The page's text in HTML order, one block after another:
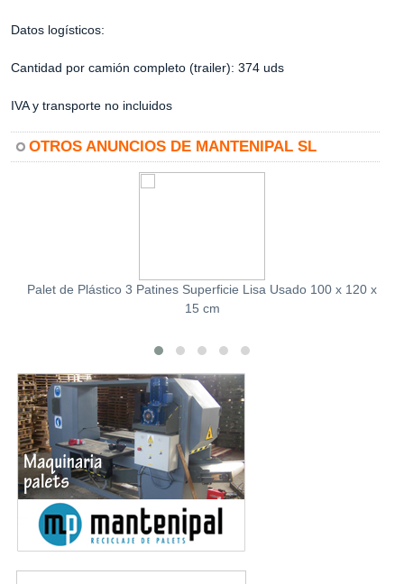
Datos logísticos:
Cantidad por camión completo (trailer): 374 uds
IVA y transporte no incluidos
OTROS ANUNCIOS DE MANTENIPAL SL
Palet de Plástico 3 Patines Superficie Lisa Usado 100 x 120 x
15 cm